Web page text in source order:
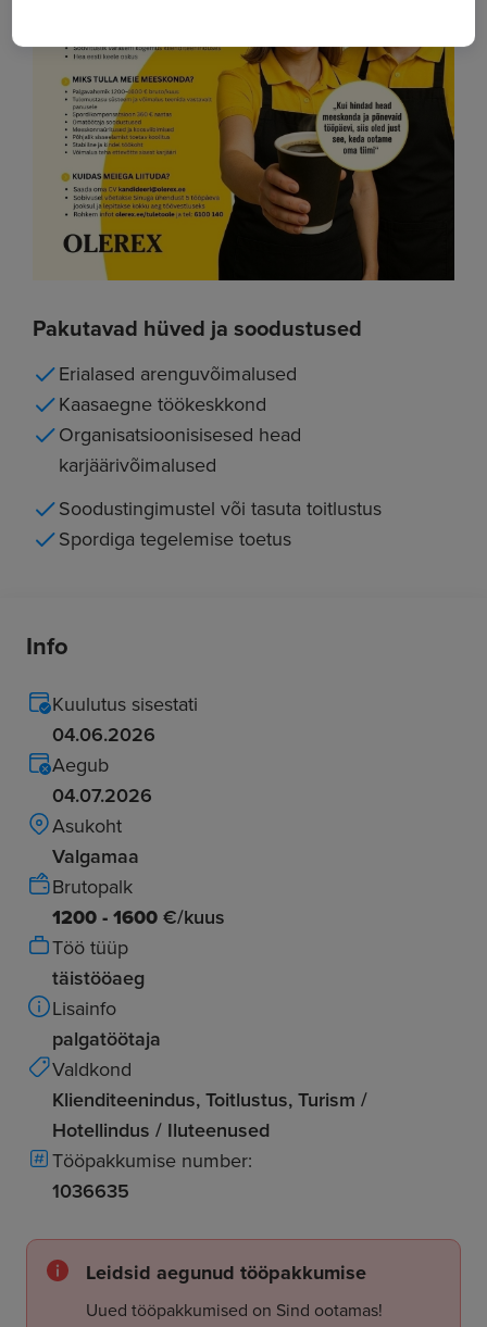
Pakutavad hüved ja soodustused
Erialased arenguvõimalused
Kaasaegne töökeskkond
Organisatsioonisisesed head
karjäärivõimalused
Soodustingimustel või tasuta toitlustus
Spordiga tegelemise toetus
Info
Kuulutus sisestati
04.06.2026
Aegub
04.07.2026
Asukoht
Valgamaa
Brutopalk
1200 - 1600 €/kuus
Töö tüüp
täistööaeg
Lisainfo
palgatöötaja
Valdkond
Klienditeenindus, Toitlustus, Turism /
Hotellindus / Iluteenused
Tööpakkumise number:
1036635
Leidsid aegunud tööpakkumise
Uued tööpakkumised on Sind ootamas!